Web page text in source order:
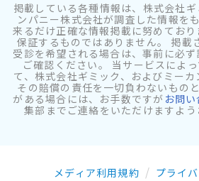
掲載している各種情報は、株式会社
ンパニー株式会社が調査した情報を
来るだけ正確な情報掲載に努めてお
保証するものではありません。 掲載
受診を希望される場合は、事前に必
ご確認ください。 当サービスによ
て、株式会社ギミック、およびミー
その賠償の責任を一切負わないもの
がある場合には、お手数ですが お問
集部までご連絡をいただけますよう
メディア利用規約
プライ